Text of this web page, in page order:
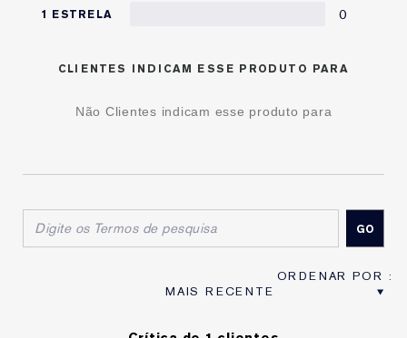
1 ESTRELA 0
CLIENTES INDICAM ESSE PRODUTO PARA
Não Clientes indicam esse produto para